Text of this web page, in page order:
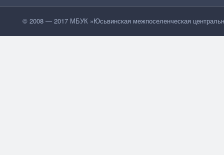
© 2008 — 2017 МБУК »Юсьвинская межпоселенческая